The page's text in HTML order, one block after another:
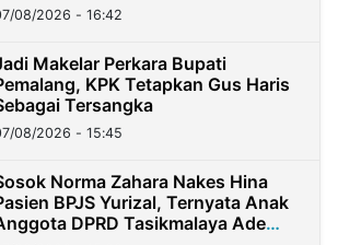
08/2026 - 16:42
Makelar Perkara Bupati
KPK Tetapkan Gus Haris
Tersangka
08/2026 - 15:45
Norma Zahara Nakes Hina
BPJS Yurizal, Ternyata Anak
DPRD Tasikmalaya Ade